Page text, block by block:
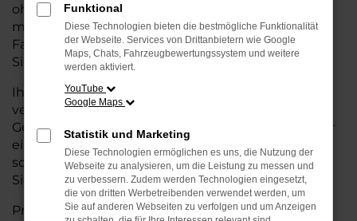
ohne auf Komfort und Qualität verzichten zu
müssen. Ob im Stadtverkehr oder für längere
Fahrten, der Karoq überzeugt durch Fahrkomfort,
Sicherheit und Wirtschaftlichkeit.
Ihr Škoda Autohaus in Oldenburg ist Ihr
vertrauenswürdiger Partner, wenn es um
Gebrauchtwagen geht. Wir bieten Ihnen nicht nur
eine große Auswahl an geprüften Fahrzeugen,
sondern auch eine fachkundige Beratung, damit
Sie das für Sie passende Modell finden.
Profitieren Sie von unseren zusätzlichenServices
Funktional
Diese Technologien bieten die bestmögliche Funktionalität
der Webseite. Services von Drittanbietern wie Google
Maps, Chats, Fahrzeugbewertungssystem und weitere
werden aktiviert.
YouTube
Google Maps
Statistik und Marketing
Diese Technologien ermöglichen es uns, die Nutzung der
Webseite zu analysieren, um die Leistung zu messen und
zu verbessern. Zudem werden Technologien eingesetzt,
die von dritten Werbetreibenden verwendet werden, um
Sie auf anderen Webseiten zu verfolgen und um Anzeigen